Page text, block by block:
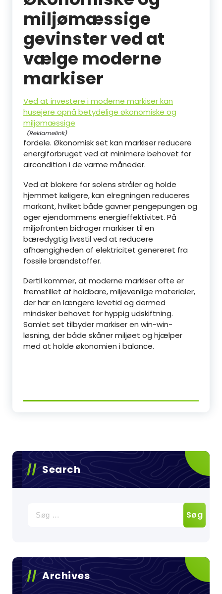
miljømæssige
gevinster ved at
vælge moderne
markiser
Ved at investere i moderne markiser kan
husejere opnå betydelige økonomiske og
miljømæssige
fordele. Økonomisk set kan markiser reducere
energiforbruget ved at minimere behovet for
aircondition i de varme måneder.
Ved at blokere for solens stråler og holde
hjemmet køligere, kan elregningen reduceres
markant, hvilket både gavner pengepungen og
øger ejendommens energieffektivitet. På
miljøfronten bidrager markiser til en
bæredygtig livsstil ved at reducere
afhængigheden af elektricitet genereret fra
fossile brændstoffer.
Dertil kommer, at moderne markiser ofte er
fremstillet af holdbare, miljøvenlige materialer,
der har en længere levetid og dermed
mindsker behovet for hyppig udskiftning.
Samlet set tilbyder markiser en win-win-
løsning, der både skåner miljøet og hjælper
med at holde økonomien i balance.
Search
efter:
Archives